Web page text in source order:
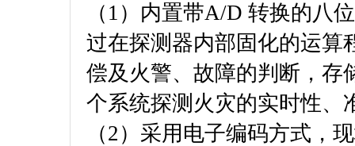
（1）内置带A/D 转换的八
过在探测器内部固化的运算
偿及火警、故障的判断，存
个系统探测火灾的实时性、
（2）采用电子编码方式，